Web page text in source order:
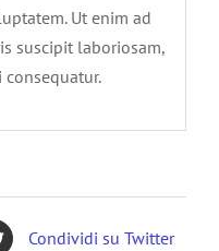
Ut enim ad
suscipit laboriosam,
Condividi su Twitter